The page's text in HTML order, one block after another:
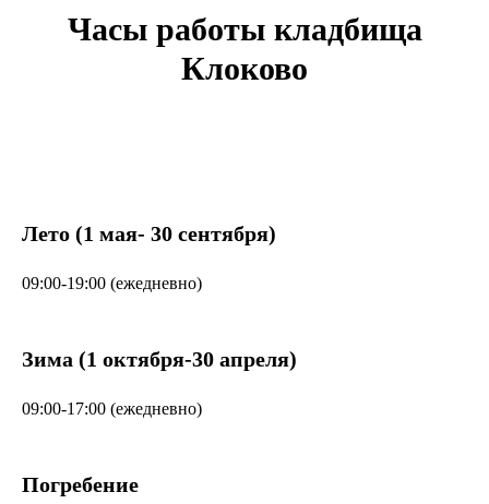
Часы работы кладбища
Клоково
Лето (1 мая- 30 сентября)
09:00-19:00 (ежедневно)
Зима (1 октября-30 апреля)
09:00-17:00 (ежедневно)
Погребение